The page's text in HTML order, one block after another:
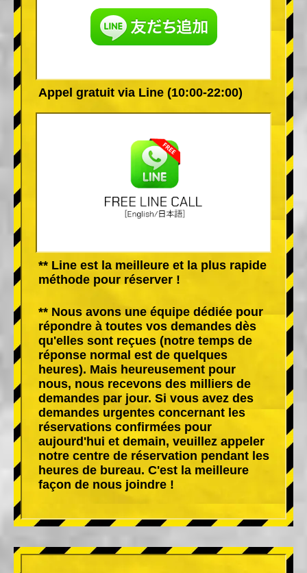
Appel gratuit via Line (10:00-22:00)
** Line est la meilleure et la plus rapide
méthode pour réserver !
** Nous avons une équipe dédiée pour
répondre à toutes vos demandes dès
qu'elles sont reçues (notre temps de
réponse normal est de quelques
heures). Mais heureusement pour
nous, nous recevons des milliers de
demandes par jour. Si vous avez des
demandes urgentes concernant les
réservations confirmées pour
aujourd'hui et demain, veuillez appeler
notre centre de réservation pendant les
heures de bureau. C'est la meilleure
façon de nous joindre !